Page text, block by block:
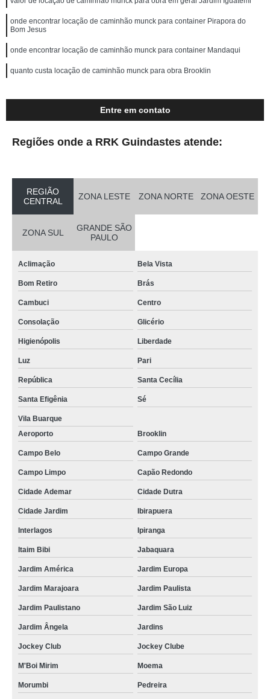
onde encontrar locação de caminhão munck para container Pirapora do
Bom Jesus
onde encontrar locação de caminhão munck para container Mandaqui
quanto custa locação de caminhão munck para obra Brooklin
Entre em contato
Regiões onde a RRK Guindastes atende:
REGIÃO
CENTRAL
ZONA LESTE ZONA NORTE ZONA OESTE
ZONA SUL
GRANDE SÃO
PAULO
Aclimação Bela Vista
Bom Retiro Brás
Cambuci Centro
Consolação Glicério
Higienópolis Liberdade
Luz Pari
República Santa Cecília
Santa Efigênia Sé
Vila Buarque
Aeroporto
Brooklin
Campo Belo Campo Grande
Campo Limpo Capão Redondo
Cidade Ademar Cidade Dutra
Cidade Jardim Ibirapuera
Interlagos Ipiranga
Itaim Bibi Jabaquara
Jardim América Jardim Europa
Jardim Marajoara Jardim Paulista
Jardim Paulistano Jardim São Luiz
Jardim Ângela Jardins
Jockey Club Jockey Clube
M'Boi Mirim Moema
Morumbi Pedreira